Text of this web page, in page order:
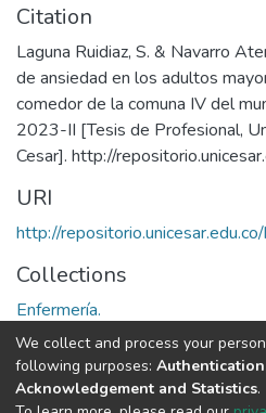
Citation
Laguna Ruidiaz, S. & Navarro
de ansiedad en los adultos
comedor de la comuna IV del
2023-II [Tesis de Profesional,
Cesar]. http://
URI
http://
Collections
Enfermería.
Full item page
We collect and process your
following purposes:
Acknowledgement and Statistics.